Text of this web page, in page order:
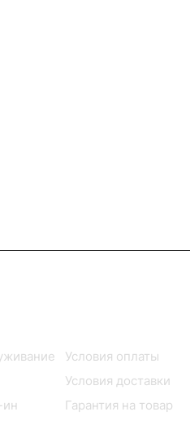
Условия оплаты
Условия доставки
Гарантия на товар